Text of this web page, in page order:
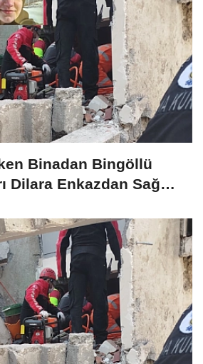
Binadan Bingöllü
Dilara Enkazdan Sağ